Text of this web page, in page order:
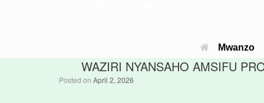
Mwanzo
WAZIRI NYANSAHO AMSIFU
Posted on April 2, 2026